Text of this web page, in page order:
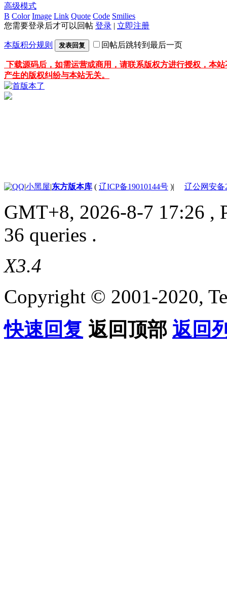
高级模式
B Color Image Link Quote Code Smilies
您需要登录后才可以回帖 登录 | 立即注册
本版积分规则 发表回复 回帖后跳转到最后一页
下载源码后，如需运营或商用，请联系版权方进行授权，本
产生的版权纠纷与本站无关。
|小黑屋|东方版本库 ( 辽ICP备19010144号 )| 辽公网安备
GMT+8, 2026-8-7 17:26 ,
36 queries .
X3.4
Copyright © 2001-2020,
快速回复 返回顶部 返回